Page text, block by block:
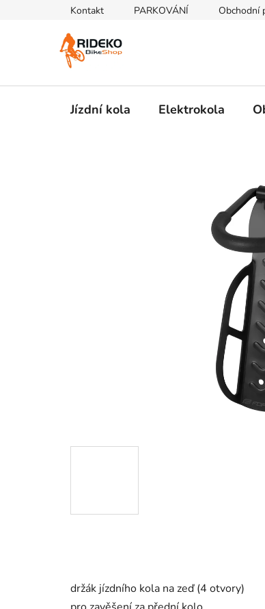
Kontakt PARKOVÁNÍ Obchodní
Jízdní kola Elektrokola
držák jízdního kola na zeď (4 otvory)